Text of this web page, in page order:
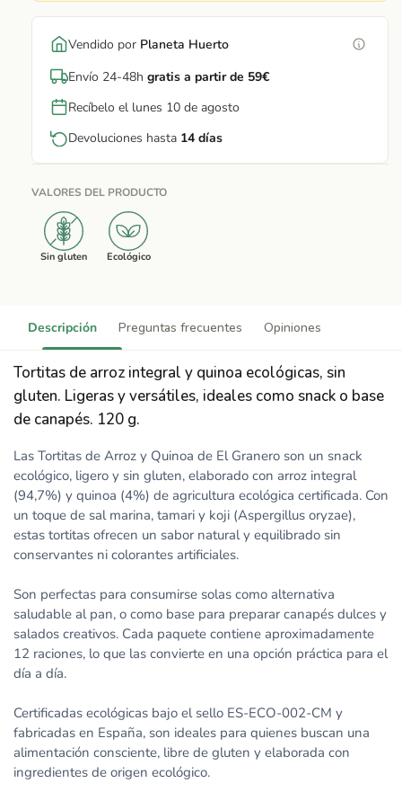
Vendido por Planeta Huerto
Envío 24-48h gratis a partir de 59€
Recíbelo el lunes 10 de agosto
Devoluciones hasta 14 días
VALORES DEL PRODUCTO
Sin gluten Ecológico
Descripción Preguntas frecuentes Opiniones
Tortitas de arroz integral y quinoa ecológicas, sin
gluten. Ligeras y versátiles, ideales como snack o base
de canapés. 120 g.
Las Tortitas de Arroz y Quinoa de El Granero son un snack
ecológico, ligero y sin gluten, elaborado con arroz integral
(94,7%) y quinoa (4%) de agricultura ecológica certificada. Con
un toque de sal marina, tamari y koji (Aspergillus oryzae),
estas tortitas ofrecen un sabor natural y equilibrado sin
conservantes ni colorantes artificiales.
Son perfectas para consumirse solas como alternativa
saludable al pan, o como base para preparar canapés dulces y
salados creativos. Cada paquete contiene aproximadamente
12 raciones, lo que las convierte en una opción práctica para el
día a día.
Certificadas ecológicas bajo el sello ES-ECO-002-CM y
fabricadas en España, son ideales para quienes buscan una
alimentación consciente, libre de gluten y elaborada con
ingredientes de origen ecológico.